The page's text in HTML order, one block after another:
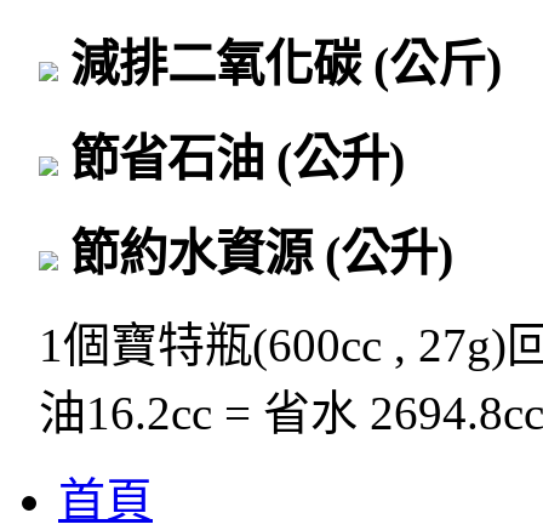
減排二氧化碳 (公斤)
節省石油 (公升)
節約水資源 (公升)
1個寶特瓶(600cc , 27g)
油16.2cc = 省水
首頁